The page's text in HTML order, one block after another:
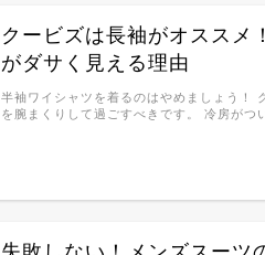
クービズは長袖がオススメ
がダサく見える理由
半袖ワイシャツを着るのはやめましょう！
を腕まくりして過ごすべきです。 冷房がつ